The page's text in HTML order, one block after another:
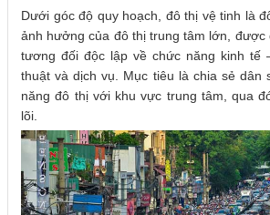
Dưới góc độ quy hoạch, đô thị vệ tinh là
ảnh hưởng của đô thị trung tâm lớn, được
tương đối độc lập về chức năng kinh tế
thuật và dịch vụ. Mục tiêu là chia sẻ dân
năng đô thị với khu vực trung tâm, qua
lõi.